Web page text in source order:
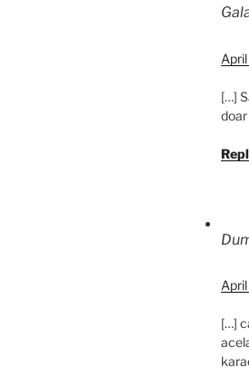
[…]
[…]